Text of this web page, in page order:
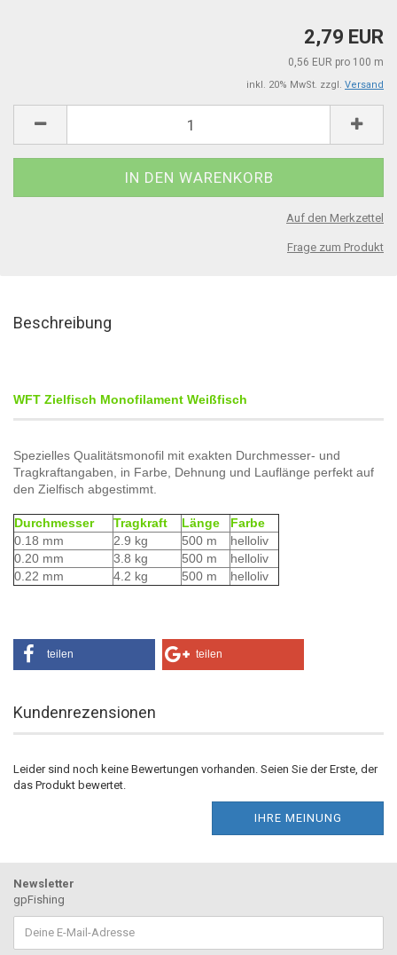
2,79 EUR
0,56 EUR pro 100 m
inkl. 20% MwSt. zzgl. Versand
Auf den Merkzettel
Frage zum Produkt
Beschreibung
WFT Zielfisch Monofilament Weißfisch
Spezielles Qualitätsmonofil mit exakten Durchmesser- und
Tragkraftangaben, in Farbe, Dehnung und Lauflänge perfekt auf
den Zielfisch abgestimmt.
Durchmesser Tragkraft Länge
Farbe
0.18 mm
2.9 kg 500 m
helloliv
0.20 mm
3.8 kg 500 m
helloliv
0.22 mm
4.2 kg 500 m helloliv
teilen teilen
Kundenrezensionen
Leider sind noch keine Bewertungen vorhanden. Seien Sie der Erste, der
das Produkt bewertet.
IHRE MEINUNG
Newsletter
gpFishing